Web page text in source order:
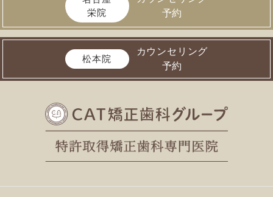
栄院
予約
松本院
カウンセリング
予約